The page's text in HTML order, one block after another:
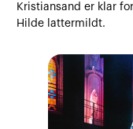
Kristiansand er klar
Hilde lattermildt.